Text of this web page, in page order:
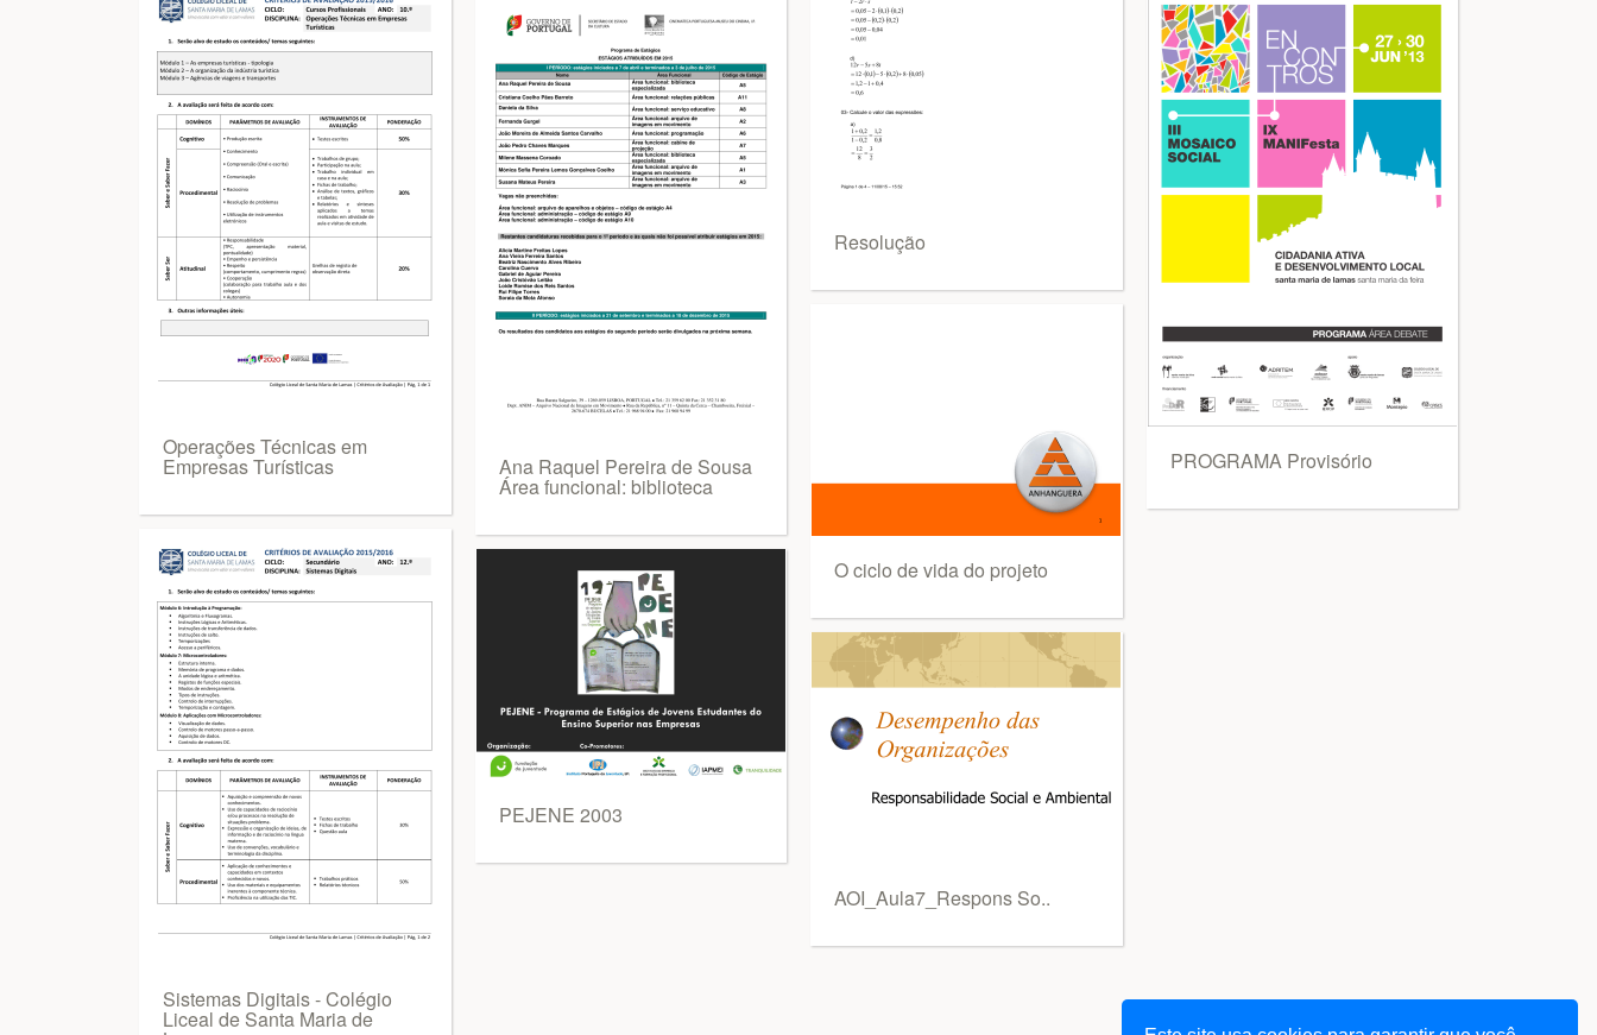
Operações Técnicas em
Empresas Turísticas
Sistemas Digitais - Colégio
Liceal de Santa Maria de
Ana Raquel Pereira de Sousa
Área funcional: biblioteca
PEJENE 2003
Resolução
O ciclo de vida do projeto
AOI_Aula7_Respons So..
PROGRAMA Provisório